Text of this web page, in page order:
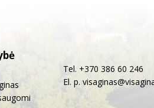
Tel. +370 386 60 246
El. p.